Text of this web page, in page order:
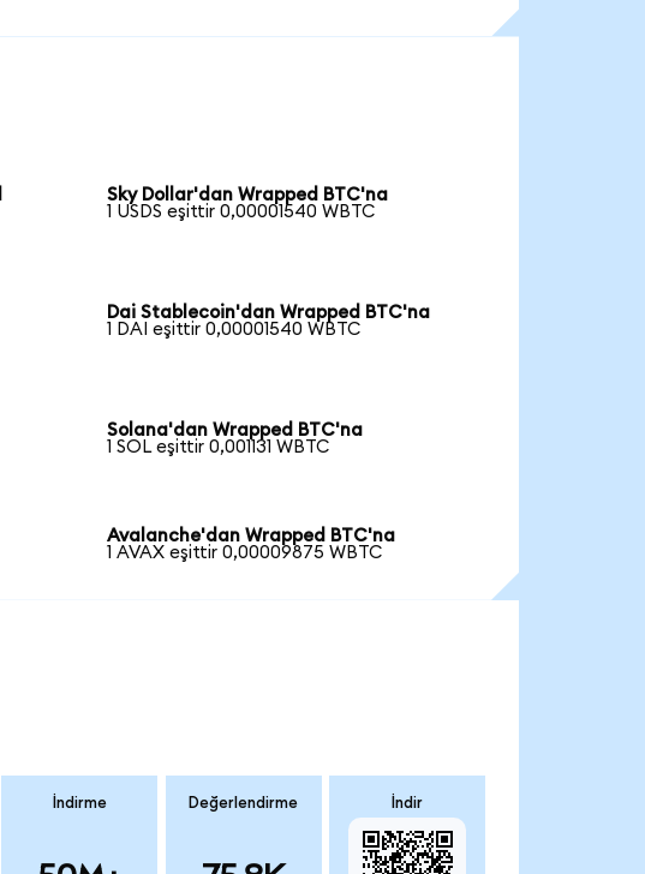
Sky Dollar'dan Wrapped BTC'na
1 USDS eşittir 0,00001540 WBTC
Dai Stablecoin'dan Wrapped BTC'na
1 DAI eşittir 0,00001540 WBTC
Solana'dan Wrapped BTC'na
1 SOL eşittir 0,001131 WBTC
Avalanche'dan Wrapped BTC'na
1 AVAX eşittir 0,00009875 WBTC
İndirme Değerlendirme İndir